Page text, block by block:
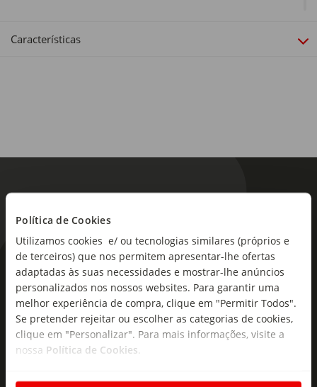
Política de Cookies
Utilizamos cookies e/ ou tecnologias similares (próprios e
de terceiros) que nos permitem apresentar-lhe ofertas
adaptadas às suas necessidades e mostrar-lhe anúncios
personalizados nos nossos websites. Para garantir uma
melhor experiência de compra, clique em "Permitir Todos".
Se pretender rejeitar ou escolher as categorias de cookies,
clique em "Personalizar". Para mais informações, visite a
nossa Política de Cookies
Luvas de Limpeza
Características
As novidades mais frescas no
seu e-mail!
Subscreva e descubra campanhas exclusivas,
ofertas e novidades para si.